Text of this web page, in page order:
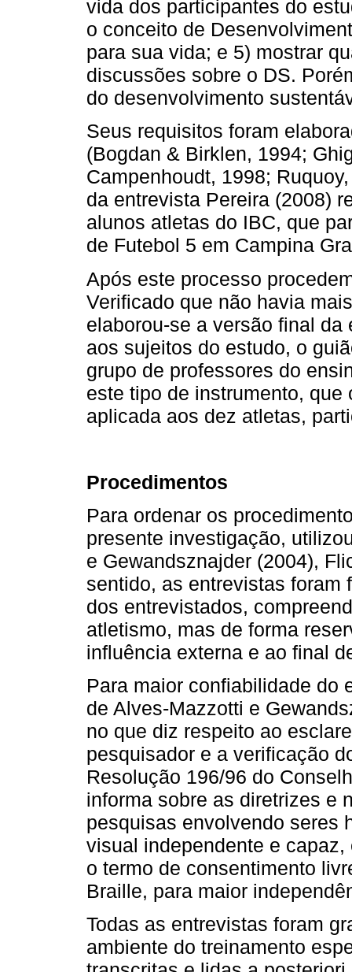
vida dos participantes do
o conceito de
para sua vida; e 5) mostrar
discussões sobre o DS.
do desenvolvimento
Seus requisitos foram
(Bogdan & Birklen, 1994;
Campenhoudt, 1998;
da entrevista Pereira (2008)
alunos atletas do IBC, que
de Futebol 5 em Campina
Após este processo
Verificado que não havia
elaborou-se a versão final
aos sujeitos do estudo, o
grupo de professores do
este tipo de instrumento,
aplicada aos dez atletas,
Procedimentos
Para ordenar os
presente investigação,
e Gewandsznajder (2004),
sentido, as entrevistas foram
dos entrevistados,
atletismo, mas de forma
influência externa e ao final
Para maior confiabilidade do
de Alves-Mazzotti e
no que diz respeito ao
pesquisador e a verificação
Resolução 196/96 do
informa sobre as diretrizes e
pesquisas envolvendo seres
visual independente e
o termo de consentimento
Braille, para maior
Todas as entrevistas foram
ambiente do treinamento